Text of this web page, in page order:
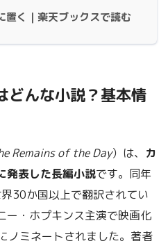
置く｜楽天ブックスで読む
どんな小説？基本情
Remains of the Day）は、 カ
発表した長編小説です。同年
30か国以上で翻訳されてい
ー・ホプキンス主演で映画化
ノミネートされました。著者